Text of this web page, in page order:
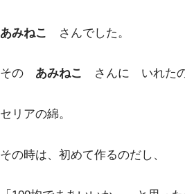
あみねこ さんでした。
その あみねこ さんに いれた
セリアの綿。
その時は、初めて作るのだし、